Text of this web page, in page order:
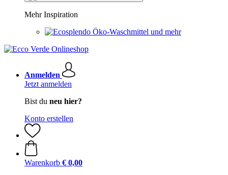
Mehr Inspiration
Öko-Waschmittel und mehr
Anmelden
Jetzt anmelden
Bist du neu hier?
Konto erstellen
Warenkorb € 0,00